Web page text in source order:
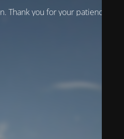
Thank you for your patience!